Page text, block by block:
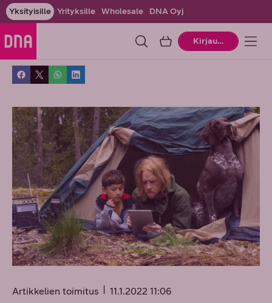
Yksityisille Yrityksille Wholesale DNA Oyj
OstoskoriKirjaudu
Artikkelien toimitus 11.1.2022 11:06